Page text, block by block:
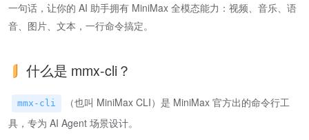
一句话，让你的 AI 助手拥有 MiniMax 全模态能力：视频、音乐、语
音、图片、文本，一行命令搞定。
什么是 mmx-cli？
mmx-cli
（也叫 MiniMax CLI）是 MiniMax 官方出的命令行工
具，专为 AI Agent 场景设计。